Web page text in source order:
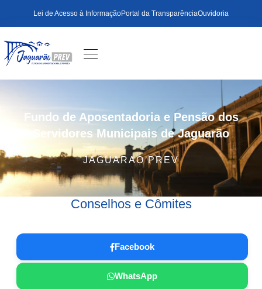
Lei de Acesso à InformaçãoPortal da TransparênciaOuvidoria
Fundo de Aposentadoria e Pensão dos
Servidores Municipais de Jaguarão
JAGUARAO PREV
Conselhos e Cômites
Facebook
WhatsApp